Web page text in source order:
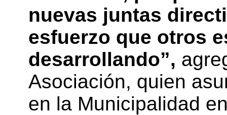
nuevas juntas
esfuerzo que otros
desarrollando”,
Asociación, quien
en la Municipalidad